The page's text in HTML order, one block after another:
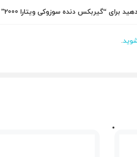
برای “گیربكس دنده سوزوکی ویتارا 2000”
.